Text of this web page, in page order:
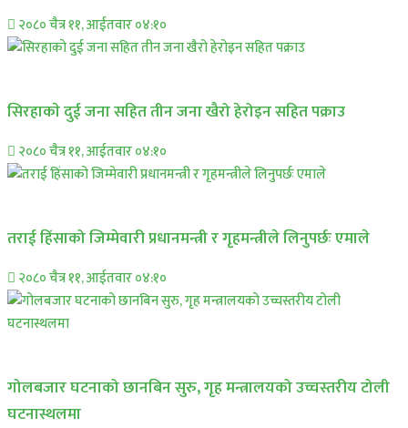
२०८० चैत्र ११, आईतवार ०४:१०
सिरहाकाे दुई जना सहित तीन जना खैरो हेरोइन सहित पक्राउ
२०८० चैत्र ११, आईतवार ०४:१०
तराई हिंसाको जिम्मेवारी प्रधानमन्त्री र गृहमन्त्रीले लिनुपर्छः एमाले
२०८० चैत्र ११, आईतवार ०४:१०
गोलबजार घटनाको छानबिन सुरु, गृह मन्त्रालयको उच्चस्तरीय टोली
घटनास्थलमा